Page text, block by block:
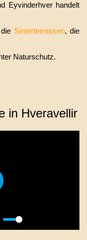
Eyvinderhver handelt
Sinterterrassen, die
Naturschutz.
in Hveravellir
Settings
PIP
Enter